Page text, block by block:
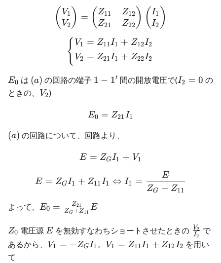
\begin{pmatrix} V_1 \\
( V1
V2 ) = ( Z11
Z21
Z12
Z22 ) ( I1
I2 )
\left \{ \begin{aligned}
{ V1
V2
= Z11I1 + Z12I2
= Z21I1 + Z22I2
E_0
E0 は (a)
(a) の回路の端子 1-
1 − 1′ 間の開放電圧で(I_2
I2 = 0 の
ときの、 V_2
V2)
E_0 = Z_{21}I_1
E0 = Z21I1
(a)
(a) の回路について、回路より、
E = Z_GI_1 + V_1
E = ZGI1 + V1
E = Z_GI_1 +
E = ZGI1 + Z11I1 ⇔ I1 =
ZG + Z11
E
よって、
E_0 =
\frac{Z_{21}}
{Z_G +
Z_{11}}E
E0 = ZG +Z11
Z21 E
Z_0
Z0 電圧源E
E を無効すなわちショートさせたときの
{I_2}
I2
V2
で
あるから、 V_1 =
V1 = −ZG I1 。 V_1 =
V1 = Z11 I1 + Z12 I2 を用い
て